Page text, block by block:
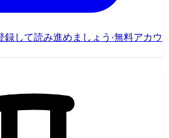
して読み進めましょう ·無料アカウ